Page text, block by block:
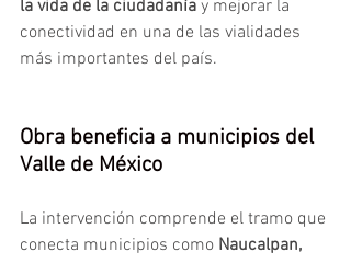
la vida de la ciudadanía y mejorar la
conectividad en una de las vialidades
más importantes del país.
Obra beneficia a municipios del
Valle de México
La intervención comprende el tramo que
conecta municipios como Naucalpan,